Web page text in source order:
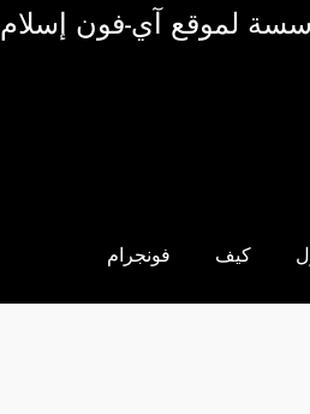
لموقع آي-فون إسلام
كيف فونجرام